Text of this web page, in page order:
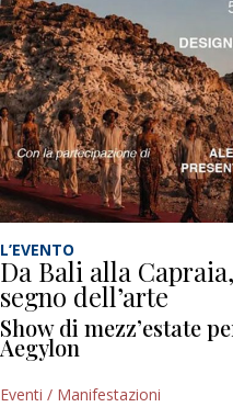
L’EVENTO
Da Bali alla
segno dell’arte
Show di mezz’estate
Aegylon
Eventi / Manifestazioni